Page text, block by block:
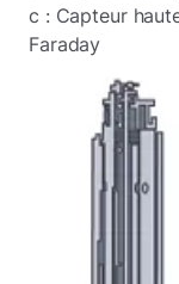
c : Capteur
Faraday